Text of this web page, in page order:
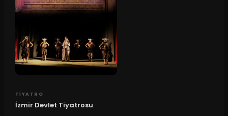
TIYATRO
İzmir Devlet Tiyatrosu